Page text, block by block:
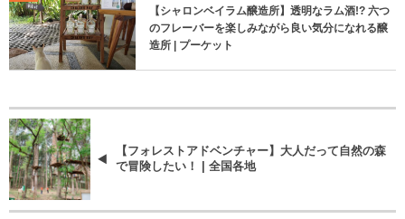
【シャロンベイラム醸造所】透明なラム酒!? 六つ
のフレーバーを楽しみながら良い気分になれる醸
造所 | プーケット
【フォレストアドベンチャー】大人だって自然の森
で冒険したい！ | 全国各地